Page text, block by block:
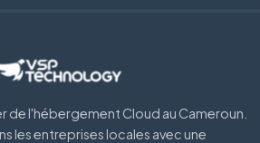
de l'hébergement Cloud au Cameroun.
les entreprises locales avec une